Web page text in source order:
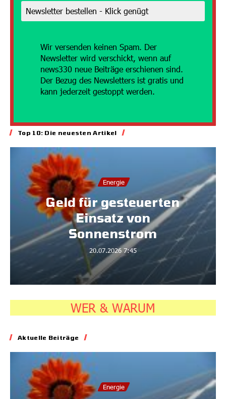
Wir versenden keinen Spam. Der
Newsletter wird verschickt, wenn auf
news330 neue Beiträge erschienen sind.
Der Bezug des Newsletters ist gratis und
kann jederzeit gestoppt werden.
Top 10: Die neuesten Artikel
Energie
Geld für gesteuerten
Einsatz von
Sonnenstrom
20.07.2026 7:45
WER & WARUM
Aktuelle Beiträge
Energie